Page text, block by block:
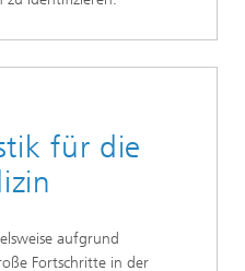
für die
aufgrund
Fortschritte in der